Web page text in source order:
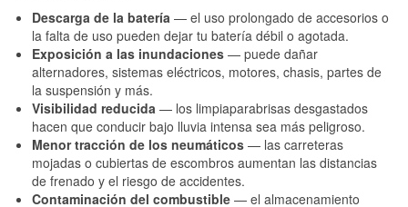
Descarga de la batería — el uso prolongado de accesorios o
la falta de uso pueden dejar tu batería débil o agotada.
Exposición a las inundaciones — puede dañar
alternadores, sistemas eléctricos, motores, chasis, partes de
la suspensión y más.
Visibilidad reducida — los limpiaparabrisas desgastados
hacen que conducir bajo lluvia intensa sea más peligroso.
Menor tracción de los neumáticos — las carreteras
mojadas o cubiertas de escombros aumentan las distancias
de frenado y el riesgo de accidentes.
Contaminación del combustible — el almacenamiento